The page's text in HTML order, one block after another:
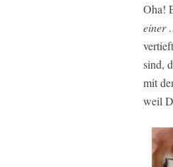
Oha!
einer
sind,
mit
weil